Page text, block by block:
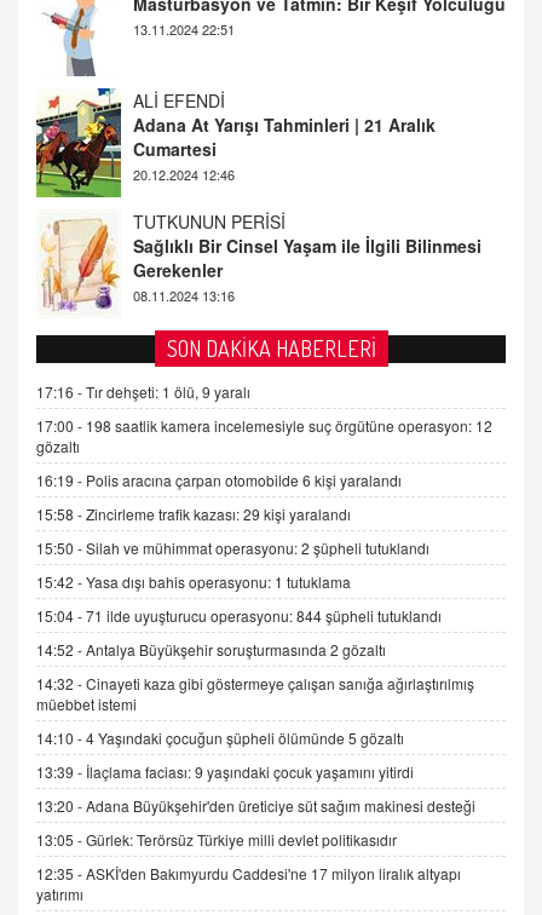
Cumartesi
TUTKUNUN PERİSİ
Sağlıklı Bir Cinsel Yaşam ile İlgili Bilinmesi
Gerekenler
08.11.2024 13:16
FARUK ÖNALAN
Tezkere Onaylanmasaydı…
2 Kasım 2021 Salı 00:11
AV. DOĞAN CAN DOĞAN
Kişisel verilerin korunması ve dijital hukukun
gelişimi
SEHER EREK
Kış Ayları Geldi, Hangi Önlemler Alınmalı?
9.12.2025 10:11
İNCİ GÜL AKÖL
Trump Keşke Adana'yı da Ziyaret Etse...
06.07.2026 13:00
ADEM AKÖL
Esed Destekçilerinin Yüzüne Vurulan Şamar:
Sednaya
11.12.2024 12:30
DR. EKREM ASLAN
Gerçek Ne, Algı Ne? "Beraber Yürüyoruz"
Cümlesinin Peşinden
SON DAKİKA HABERLERİ
17:16 -Tır dehşeti: 1 ölü, 9 yaralı
17:00 - 198 saatlik kamera incelemesiyle suç örgütüne operasyon: 12
gözaltı
16:19 - Polis aracına çarpan otomobilde 6 kişi yaralandı
15:58 -Zincirleme trafik kazası: 29 kişi yaralandı
15:50 -Silah ve mühimmat operasyonu: 2 şüpheli tutuklandı
15:42 -Yasa dışı bahis operasyonu: 1 tutuklama
15:04 -71 ilde uyuşturucu operasyonu: 844 şüpheli tutuklandı
14:52 -Antalya Büyükşehir soruşturmasında 2 gözaltı
14:32 -Cinayeti kaza gibi göstermeye çalışan sanığa ağırlaştırılmış
müebbet istemi
14:10 -4 Yaşındaki çocuğun şüpheli ölümünde 5 gözaltı
13:39 - İlaçlama faciası: 9 yaşındaki çocuk yaşamını yitirdi
13:20 -Adana Büyükşehir'den üreticiye süt sağım makinesi desteği
13:05 -Gürlek: Terörsüz Türkiye milli devlet politikasıdır
12:35 -ASKİ'den Bakımyurdu Caddesi'ne 17 milyon liralık altyapı
yatırımı